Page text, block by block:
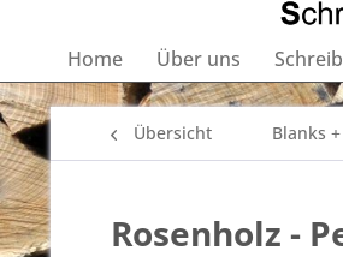
Home Über uns
Übersicht Blanks
Rosenholz -